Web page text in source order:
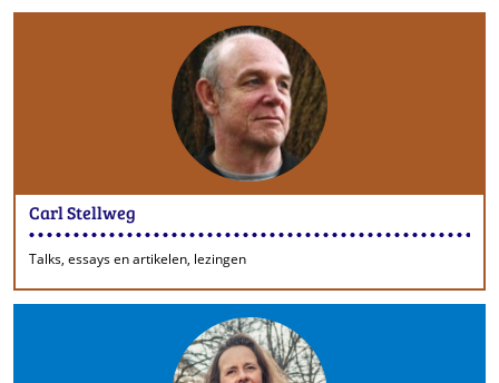
Carl Stellweg
Talks, essays en artikelen, lezingen